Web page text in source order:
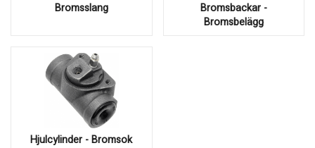
Bromsslang
Bromsbackar -
Bromsbelägg
Hjulcylinder - Bromsok